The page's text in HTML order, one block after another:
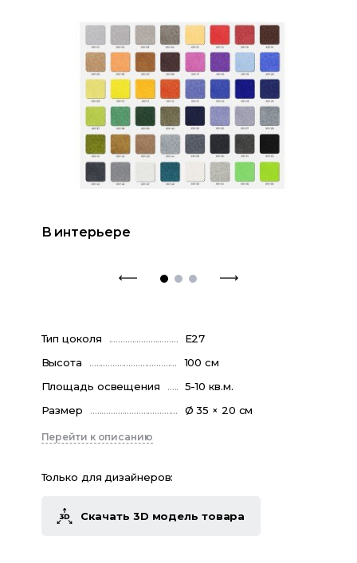
В интерьере
Тип цоколя
E27
Высота
100 см
Площадь освещения
5-10 кв.м.
Размер
Ø 35 × 20 см
Перейти к описанию
Только для дизайнеров:
Скачать 3D модель товара